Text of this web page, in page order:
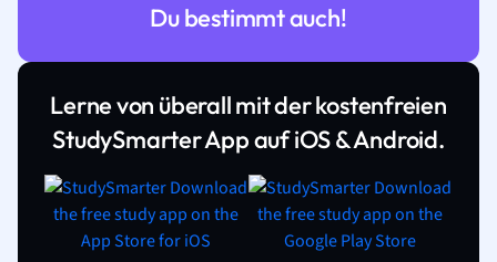
Du bestimmt auch!
Lerne von überall mit der kostenfreien
StudySmarter App auf iOS & Android.